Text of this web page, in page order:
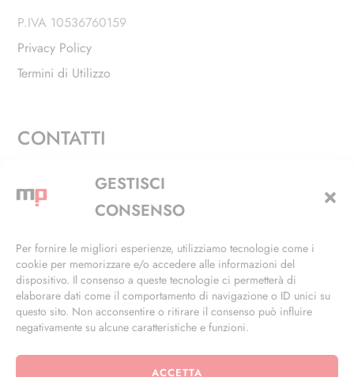
GESTISCI
CONSENSO
Per fornire le migliori esperienze, utilizziamo tecnologie come i
cookie per memorizzare e/o accedere alle informazioni del
dispositivo. Il consenso a queste tecnologie ci permetterà di
elaborare dati come il comportamento di navigazione o ID unici su
questo sito. Non acconsentire o ritirare il consenso può influire
negativamente su alcune caratteristiche e funzioni.
ACCETTA
P.IVA 10536760159
Privacy Policy
Termini di Utilizzo
CONTATTI
Via Alfieri, 27 - Trezzano Sul Naviglio (MI)
+39 02 4846 3155
info@masterphil.it